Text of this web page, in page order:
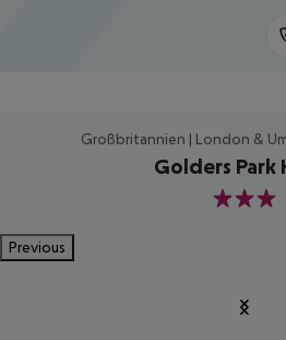
Großbritannien | London &
Golders Park
3
Previous